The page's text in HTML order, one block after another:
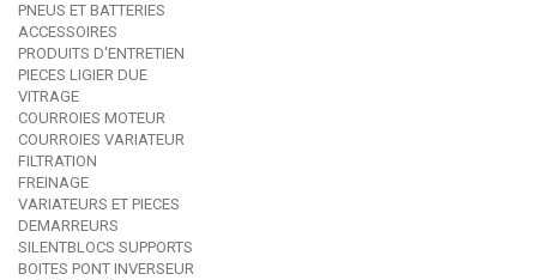
PNEUS ET BATTERIES
ACCESSOIRES
PRODUITS D'ENTRETIEN
PIECES LIGIER DUE
VITRAGE
COURROIES MOTEUR
COURROIES VARIATEUR
FILTRATION
FREINAGE
VARIATEURS ET PIECES
DEMARREURS
SILENTBLOCS SUPPORTS
BOITES PONT INVERSEUR